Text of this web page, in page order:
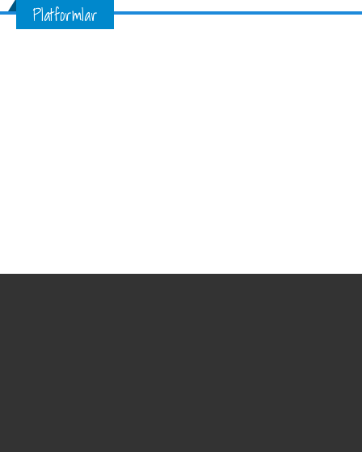
Platformlar